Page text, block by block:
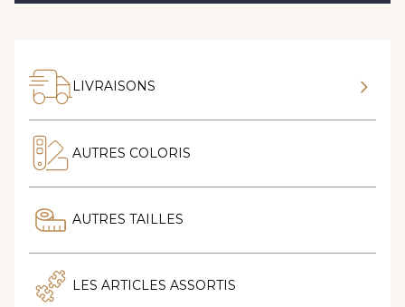
LIVRAISONS
AUTRES COLORIS
AUTRES TAILLES
LES ARTICLES ASSORTIS